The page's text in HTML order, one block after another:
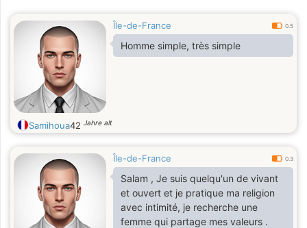
Île-de-France 0.5
Homme simple, très simple
Samihoua42 Jahre alt
Île-de-France 0.3
Salam , Je suis quelqu'un de vivant
et ouvert et je pratique ma religion
avec intimité, je recherche une
femme qui partage mes valeurs .